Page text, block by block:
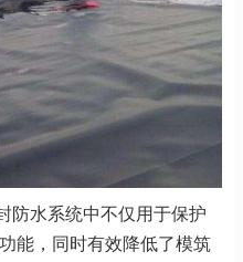
防水系统中不仅用于保护
能，同时有效降低了模筑